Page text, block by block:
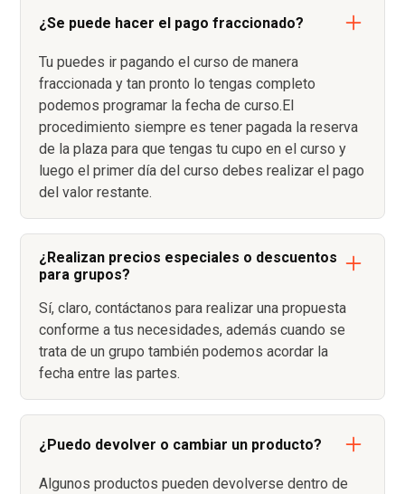
¿Se puede hacer el pago fraccionado?
Tu puedes ir pagando el curso de manera
fraccionada y tan pronto lo tengas completo
podemos programar la fecha de curso.El
procedimiento siempre es tener pagada la reserva
de la plaza para que tengas tu cupo en el curso y
luego el primer día del curso debes realizar el pago
del valor restante.
¿Realizan precios especiales o descuentos
para grupos?
Sí, claro, contáctanos para realizar una propuesta
conforme a tus necesidades, además cuando se
trata de un grupo también podemos acordar la
fecha entre las partes.
¿Puedo devolver o cambiar un producto?
Algunos productos pueden devolverse dentro de